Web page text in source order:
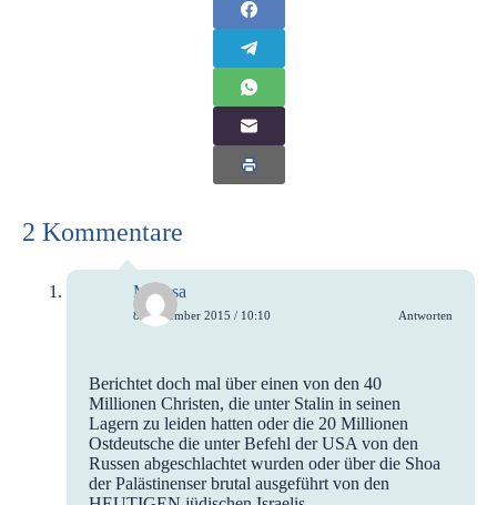
2 Kommentare
Melissa
8. November 2015 / 10:10 Antworten
Berichtet doch mal über einen von den 40
Millionen Christen, die unter Stalin in seinen
Lagern zu leiden hatten oder die 20 Millionen
Ostdeutsche die unter Befehl der USA von den
Russen abgeschlachtet wurden oder über die Shoa
der Palästinenser brutal ausgeführt von den